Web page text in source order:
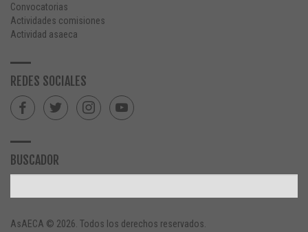
Convocatorias
Actividades comisiones
Actividad asaeca
REDES SOCIALES
BUSCADOR
AsAECA © 2026. Todos los derechos reservados.